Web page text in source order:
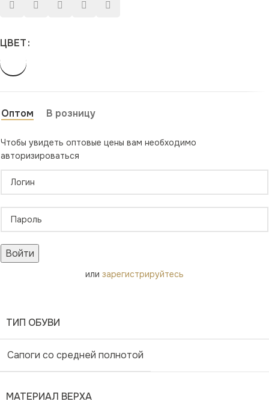
ЦВЕТ
Оптом В розницу
Чтобы увидеть оптовые цены вам необходимо
авторизироваться
Войти
или зарегистрируйтесь
ТИП ОБУВИ
Сапоги со средней полнотой
МАТЕРИАЛ ВЕРХА